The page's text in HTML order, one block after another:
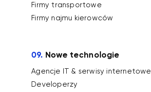
Firmy transportowe
Firmy najmu kierowców
09. Nowe technologie
Agencje IT & serwisy internetowe
Developerzy